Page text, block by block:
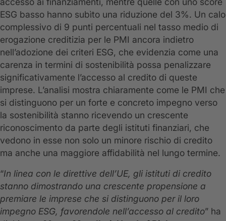
ESG basso hanno subìto una riduzione del 3%. Un calo
complessivo di 9 punti percentuali nel tasso medio di
erogazione creditizia per le PMI ancora indietro
nell’adozione dei criteri ESG, che evidenzia come una
carenza in termini di sostenibilità possa penalizzare
significativamente l’accesso al credito di queste
imprese. L’analisi mostra chiaramente come le PMI che
si distinguono per un forte e concreto impegno verso
la sostenibilità stanno ricevendo un crescente
riconoscimento da parte degli istituti finanziari, che
vedono in esse non solo un minore rischio di credito
ma anche una maggiore affidabilità nel lungo termine.
“In linea con le direttive dell’UE, gli istituti di credito
stanno dimostrando una crescente propensione a
premiare le imprese che si distinguono per il loro
impegno ESG, favorendole nell’accesso al credito” ha